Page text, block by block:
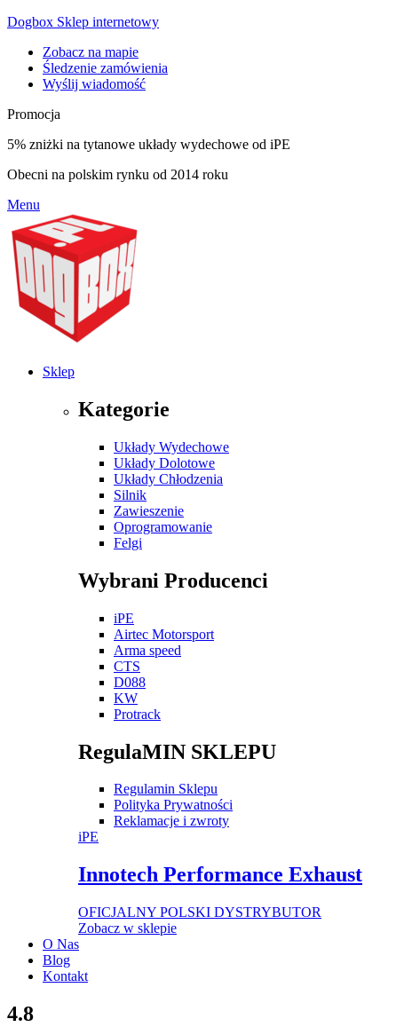
Dogbox Sklep internetowy
Zobacz na mapie
Śledzenie zamówienia
Wyślij wiadomość
Promocja
5% zniżki na tytanowe układy wydechowe od iPE
Obecni na polskim rynku od 2014 roku
Menu
Sklep
Kategorie
Układy Wydechowe
Układy Dolotowe
Układy Chłodzenia
Silnik
Zawieszenie
Oprogramowanie
Felgi
Wybrani Producenci
iPE
Airtec Motorsport
Arma speed
CTS
D088
KW
Protrack
RegulaMIN SKLEPU
Regulamin Sklepu
Polityka Prywatności
Reklamacje i zwroty
iPE
Innotech Performance Exhaust
OFICJALNY POLSKI DYSTRYBUTOR
Zobacz w sklepie
O Nas
Blog
Kontakt
4.8